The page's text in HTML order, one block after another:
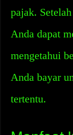
pajak.
Anda dapat
mengetahui
Anda bayar
tertentu.